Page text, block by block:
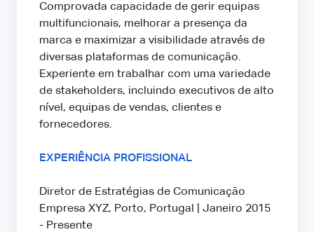
Comprovada capacidade de gerir equipas
multifuncionais, melhorar a presença da
marca e maximizar a visibilidade através de
diversas plataformas de comunicação.
Experiente em trabalhar com uma variedade
de stakeholders, incluindo executivos de alto
nível, equipas de vendas, clientes e
fornecedores.
EXPERIÊNCIA PROFISSIONAL
Diretor de Estratégias de Comunicação
Empresa XYZ, Porto, Portugal | Janeiro 2015
- Presente